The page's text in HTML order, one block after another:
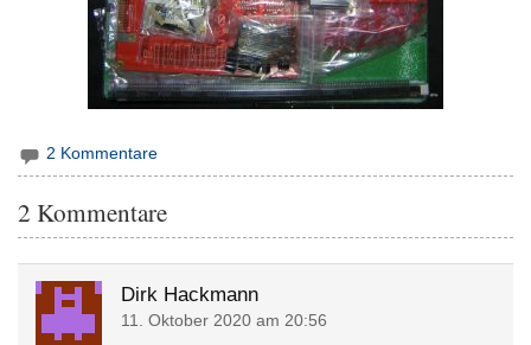
2 Kommentare
2 Kommentare
Dirk Hackmann
11. Oktober 2020 am 20:56